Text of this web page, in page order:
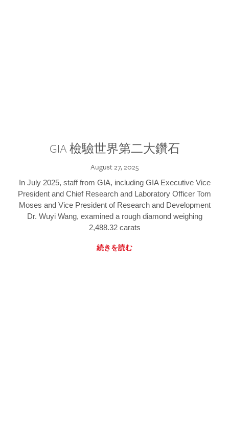
GIA 檢驗世界第二大鑽石
August 27, 2025
In July 2025, staff from GIA, including GIA Executive Vice
President and Chief Research and Laboratory Officer Tom
Moses and Vice President of Research and Development
Dr. Wuyi Wang, examined a rough diamond weighing
2,488.32 carats
続きを読む